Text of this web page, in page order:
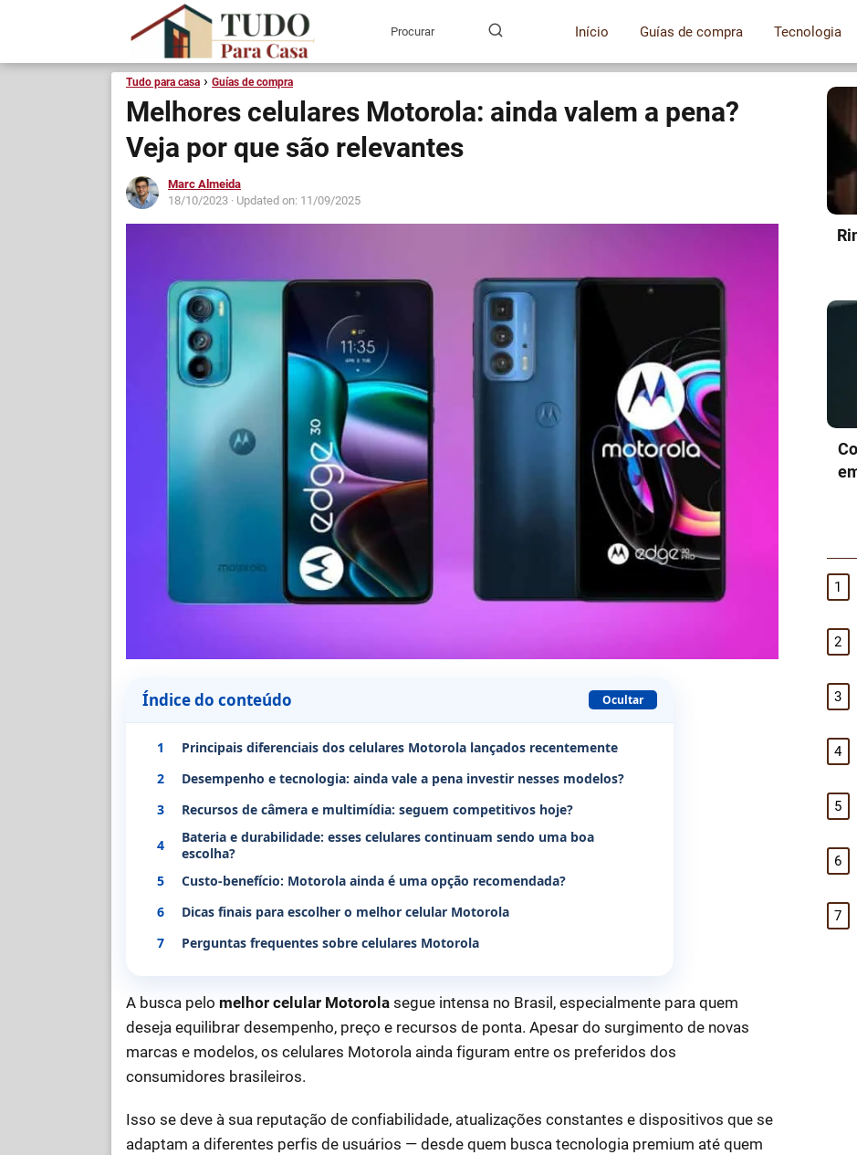
Início Guías de compra Tecnologia
Tudo para casa Guías de compra
Melhores celulares Motorola: ainda valem a pena?
Veja por que são relevantes
Marc Almeida
18/10/2023 · Updated on: 11/09/2025
Índice do conteúdo Ocultar
1
Principais diferenciais dos celulares Motorola lançados recentemente
2
Desempenho e tecnologia: ainda vale a pena investir nesses modelos?
3
Recursos de câmera e multimídia: seguem competitivos hoje?
4
Bateria e durabilidade: esses celulares continuam sendo uma boa
escolha?
5
Custo-benefício: Motorola ainda é uma opção recomendada?
6
Dicas finais para escolher o melhor celular Motorola
7
Perguntas frequentes sobre celulares Motorola
A busca pelo melhor celular Motorola segue intensa no Brasil, especialmente para quem
deseja equilibrar desempenho, preço e recursos de ponta. Apesar do surgimento de novas
marcas e modelos, os celulares Motorola ainda figuram entre os preferidos dos
consumidores brasileiros.
Isso se deve à sua reputação de confiabilidade, atualizações constantes e dispositivos que se
adaptam a diferentes perfis de usuários — desde quem busca tecnologia premium até quem